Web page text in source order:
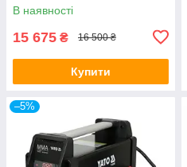
В наявності
15 675 ₴ 16 500 ₴
Купити
–5%